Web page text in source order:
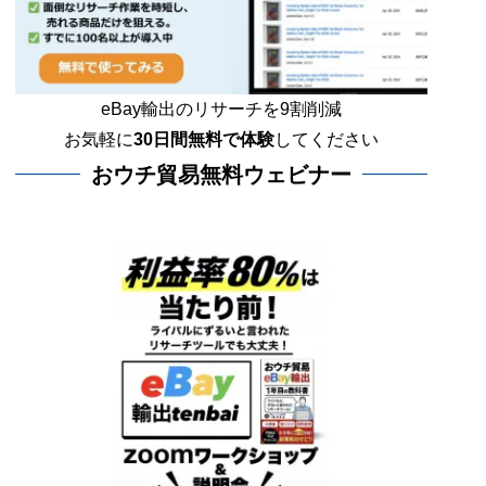
eBay輸出のリサーチを9割削減
お気軽に30日間無料で体験してください
おウチ貿易無料ウェビナー